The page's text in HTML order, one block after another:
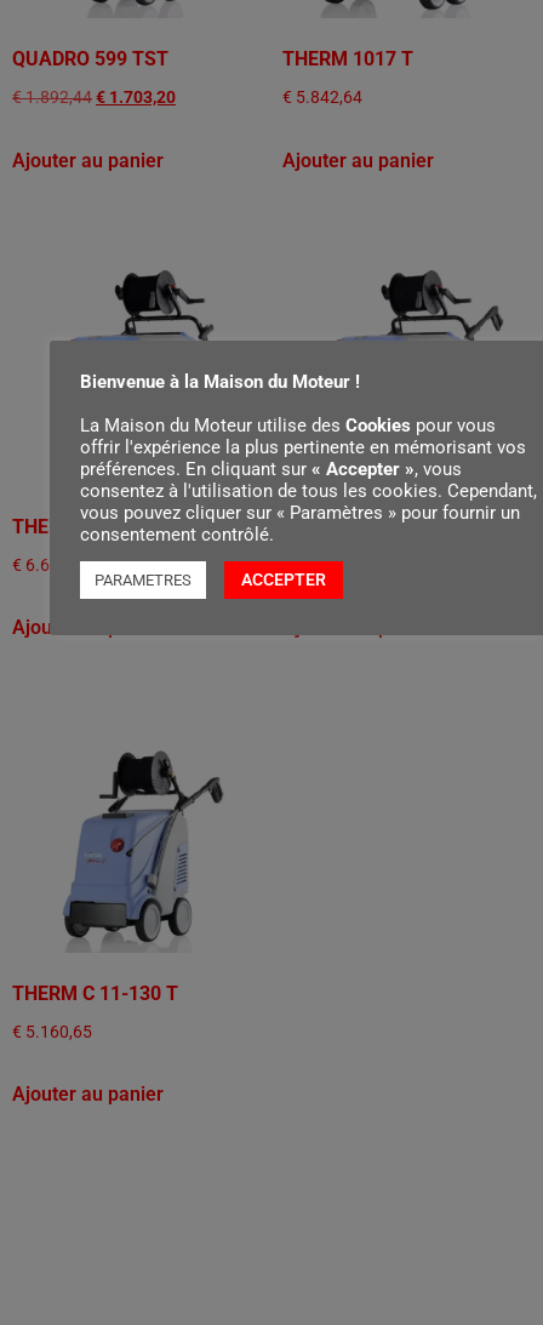
QUADRO 599 TST
€1.892,44€ 1.703,20
Ajouter au panier
THERM 1017 T
€ 5.842,64
Ajouter au panier
THERM 1200 RP T
€ 6.623,54
Ajouter au panier
THERM 1400 RP T
€6.623,54
THERM C 11-130 T
€ 5.160,65
Ajouter au panier
Bienvenue à la Maison du Moteur !
La Maison du Moteur utilise des Cookies pour vous
offrir l'expérience la plus pertinente en mémorisant vos
préférences. En cliquant sur « Accepter », vous
consentez à l'utilisation de tous les cookies. Cependant,
vous pouvez cliquer sur « Paramètres » pour fournir un
consentement contrôlé.
PARAMETRES ACCEPTER